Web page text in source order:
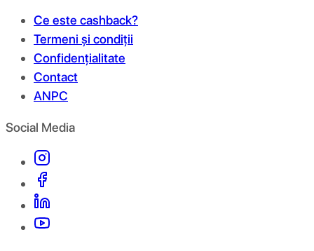
Ce este cashback?
Termeni și condiții
Confidențialitate
Contact
ANPC
Social Media